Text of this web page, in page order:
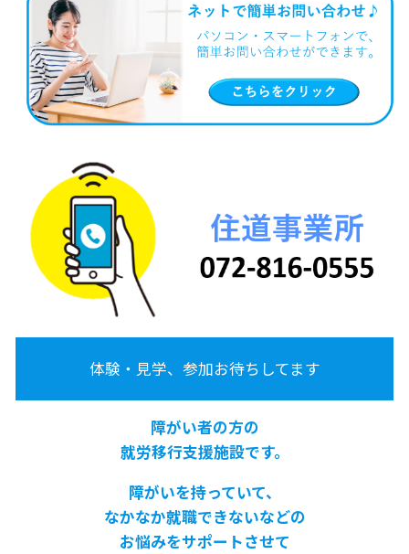
体験・見学、参加お待ちしてます
障がい者の方の
就労移行支援施設です。
障がいを持っていて、
なかなか就職できないなどの
お悩みをサポートさせて